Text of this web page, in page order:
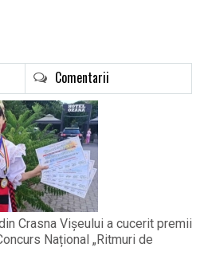
Comentarii
Crasna Vișeului a cucerit premii
Național „Ritmuri de